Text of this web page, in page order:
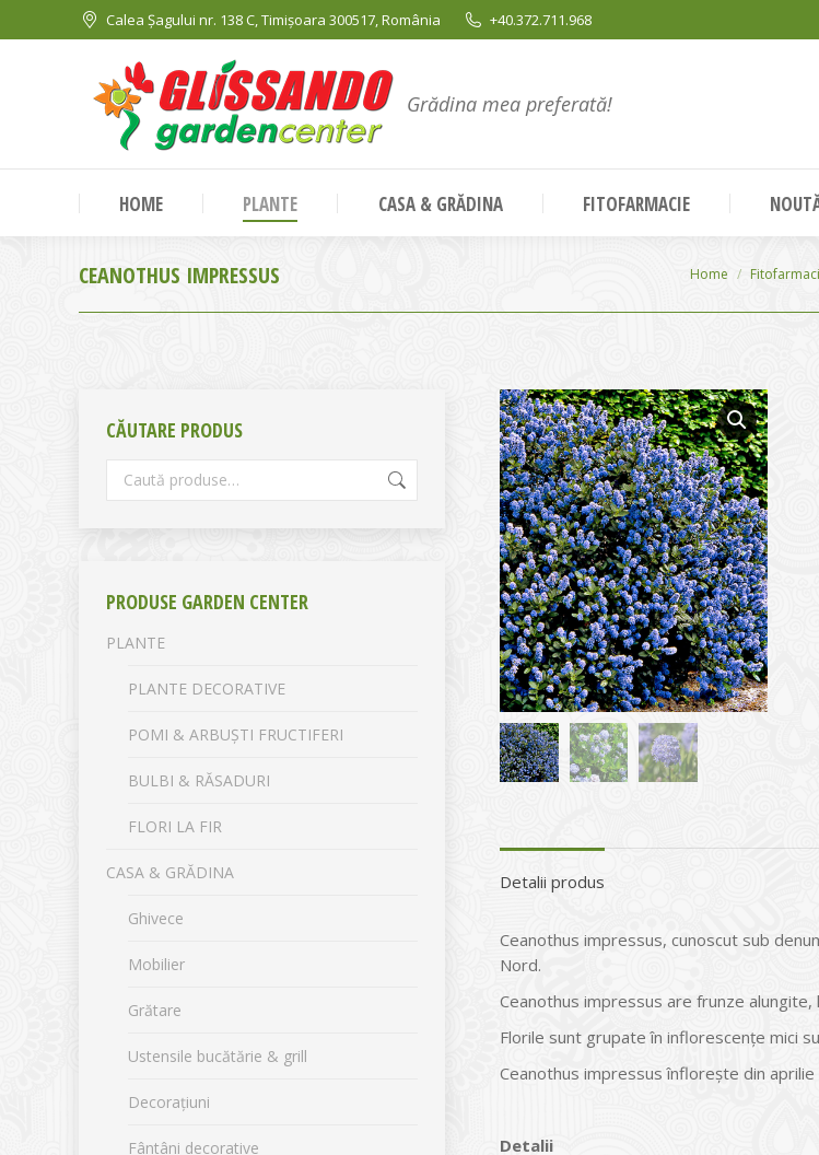
Calea Șagului nr. 138 C, Timișoara 300517, România +40.372.711.968
Grădina mea preferată!
HOME PLANTE CASA & GRĂDINA FITOFARMACIE
CEANOTHUS IMPRESSUS You are here:
Home
Detalii produs
Ceanothus impressus, cunoscut sub
Nord.
Ceanothus impressus are frunze
Florile sunt grupate în inflorescențe mici
Ceanothus impressus înflorește din aprilie
Detalii
CĂUTARE PRODUS
PRODUSE GARDEN CENTER
PLANTE
PLANTE DECORATIVE
POMI & ARBUȘTI FRUCTIFERI
BULBI & RĂSADURI
FLORI LA FIR
CASA & GRĂDINA
Ghivece
Mobilier
Grătare
Ustensile bucătărie & grill
Decorațiuni
Fântâni decorative